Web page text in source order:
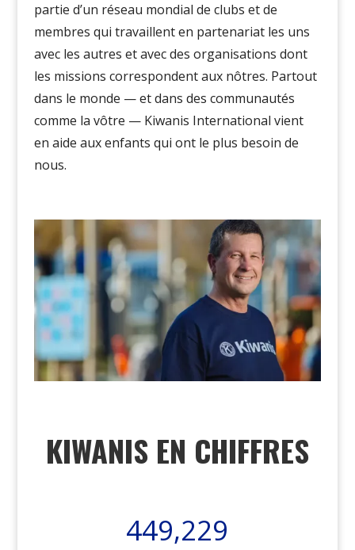
partie d’un réseau mondial de clubs et de
membres qui travaillent en partenariat les uns
avec les autres et avec des organisations dont
les missions correspondent aux nôtres. Partout
dans le monde — et dans des communautés
comme la vôtre — Kiwanis International vient
en aide aux enfants qui ont le plus besoin de
nous.
KIWANIS EN CHIFFRES
449,229